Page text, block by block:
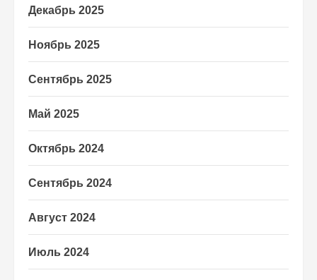
Декабрь 2025
Ноябрь 2025
Сентябрь 2025
Май 2025
Октябрь 2024
Сентябрь 2024
Август 2024
Июль 2024